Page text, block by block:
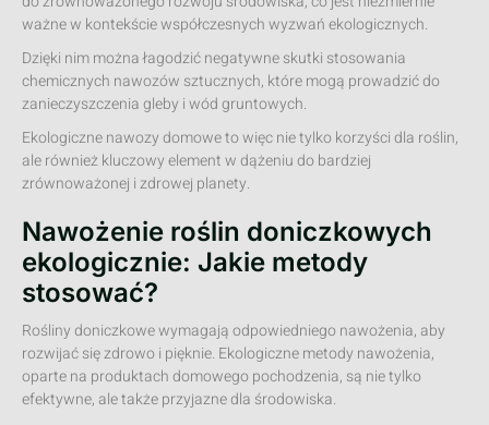
ważne w kontekście współczesnych wyzwań ekologicznych.
Dzięki nim można łagodzić negatywne skutki stosowania
chemicznych nawozów sztucznych, które mogą prowadzić do
zanieczyszczenia gleby i wód gruntowych.
Ekologiczne nawozy domowe to więc nie tylko korzyści dla roślin,
ale również kluczowy element w dążeniu do bardziej
zrównoważonej i zdrowej planety.
Nawożenie roślin doniczkowych
ekologicznie: Jakie metody
stosować?
Rośliny doniczkowe wymagają odpowiedniego nawożenia, aby
rozwijać się zdrowo i pięknie. Ekologiczne metody nawożenia,
oparte na produktach domowego pochodzenia, są nie tylko
efektywne, ale także przyjazne dla środowiska.